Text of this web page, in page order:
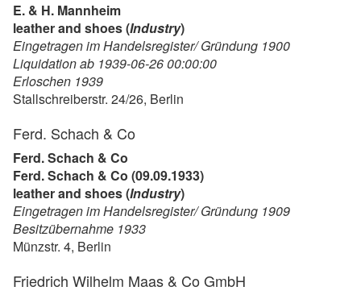
E. & H. Mannheim
leather and shoes (Industry)
Eingetragen im Handelsregister/ Gründung 1900
Liquidation ab 1939-06-26 00:00:00
Erloschen 1939
Stallschreiberstr. 24/26, Berlin
Ferd. Schach & Co
Ferd. Schach & Co
Ferd. Schach & Co (09.09.1933)
leather and shoes (Industry)
Eingetragen im Handelsregister/ Gründung 1909
Besitzübernahme 1933
Münzstr. 4, Berlin
Friedrich Wilhelm Maas & Co GmbH